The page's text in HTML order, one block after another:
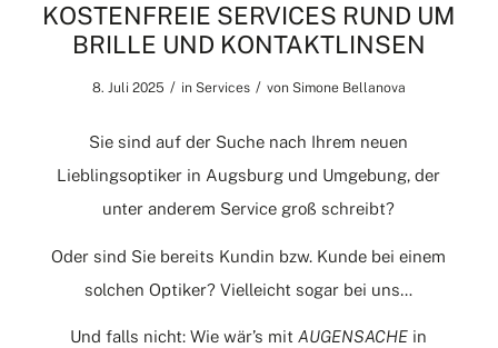
KOSTENFREIE SERVICES RUND UM
BRILLE UND KONTAKTLINSEN
8. Juli 2025 / in Services / von Simone Bellanova
Sie sind auf der Suche nach Ihrem neuen
Lieblingsoptiker in Augsburg und Umgebung, der
unter anderem Service groß schreibt?
Oder sind Sie bereits Kundin bzw. Kunde bei einem
solchen Optiker? Vielleicht sogar bei uns…
Und falls nicht: Wie wär’s mitAUGENSACHE in